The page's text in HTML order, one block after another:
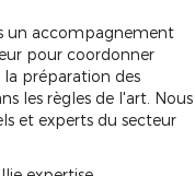
un accompagnement
pour coordonner
la préparation des
les règles de l'art. Nous
et experts du secteur